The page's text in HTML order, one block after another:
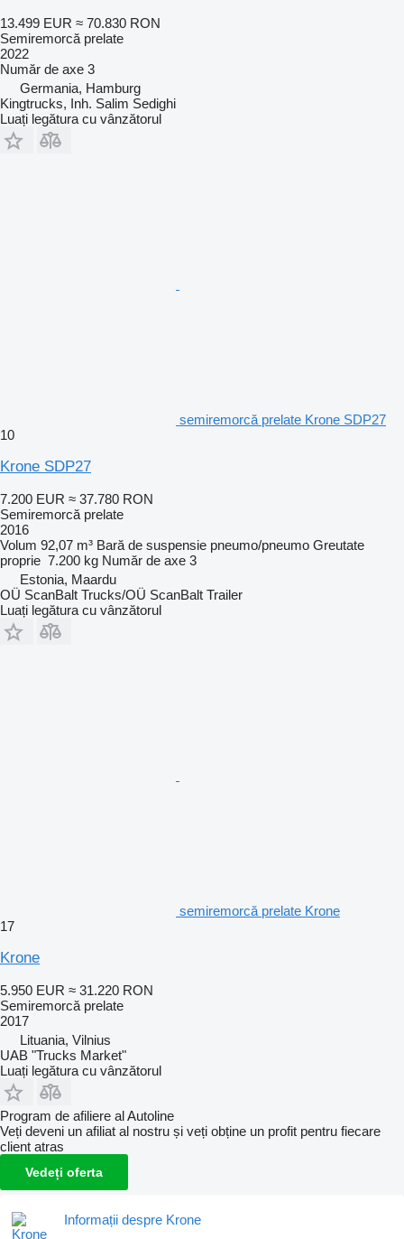
13.499 EUR ≈ 70.830 RON
Semiremorcă prelate
2022
Număr de axe 3
Germania, Hamburg
Kingtrucks, Inh. Salim Sedighi
Luați legătura cu vânzătorul
semiremorcă prelate Krone SDP27
10
Krone SDP27
7.200 EUR ≈ 37.780 RON
Semiremorcă prelate
2016
Volum 92,07 m³ Bară de suspensie pneumo/pneumo Greutate
proprie 7.200 kg Număr de axe 3
Estonia, Maardu
OÜ ScanBalt Trucks/OÜ ScanBalt Trailer
Luați legătura cu vânzătorul
semiremorcă prelate Krone
17
Krone
5.950 EUR ≈ 31.220 RON
Semiremorcă prelate
2017
Lituania, Vilnius
UAB "Trucks Market"
Luați legătura cu vânzătorul
Program de afiliere al Autoline
Veți deveni un afiliat al nostru și veți obține un profit pentru fiecare
client atras
Vedeți oferta
Informații despre Krone